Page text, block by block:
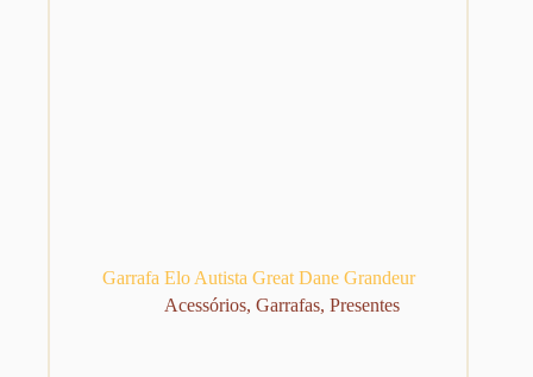
Garrafa Elo Autista Great Dane Grandeur
Acessórios,Garrafas,Presentes